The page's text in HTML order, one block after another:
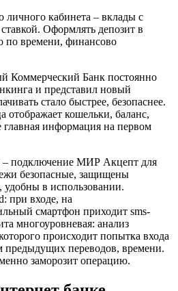
личного кабинета – вклады с
Оформлять депозит в
по времени, финансово
Коммерческий Банк постоянно
и представил новый
стало быстрее, безопаснее.
отображает кошельки, баланс,
информация на первом
– подключение МИР Акцепт для
безопасные, защищены
в использовании.
при входе, на
смартфон приходит sms-
многоуровневая: анализ
происходит попытка входа
предыдущих переводов, времени.
заморозит операцию.